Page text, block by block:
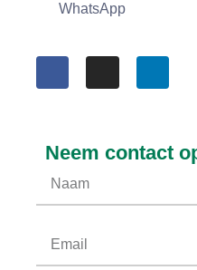
WhatsApp
Neem contact